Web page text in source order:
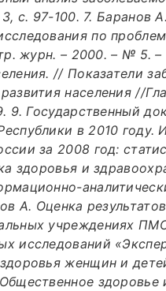
с. 97-100. 7. Баранов
по
журн. – 2000. – № 5. –
// Показатели
развития населения //
Государственный
в 2010 году.
за 2008 год:
здоровья и
А. Оценка
учреждениях
исследований
здоровья женщин и
здоровье